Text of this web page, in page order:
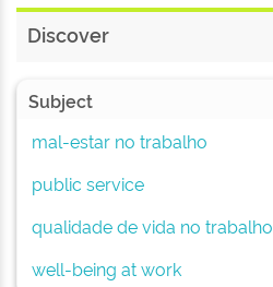
Discover
Subject
mal-estar no trabalho
public service
qualidade de vida no trabalho
well-being at work